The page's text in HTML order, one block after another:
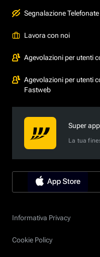
Segnalazione
Lavora con noi
Agevolazioni per utenti
Agevolazioni per utenti
Fastweb
Super
La tua
Informativa Privacy
Cookie Policy